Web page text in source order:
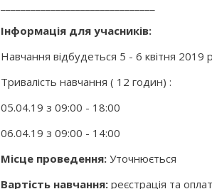
Інформація для учасників:
Навчання відбудеться 5 - 6 квітня 2019
Тривалість навчання ( 12 годин) :
05.04.19 з 09:00 - 18:00
06.04.19 з 09:00 - 14:00
Місце проведення:Уточнюється
Вартість навчання:реєстрація та